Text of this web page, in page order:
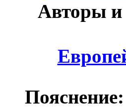
Авторы и
Пояснение: